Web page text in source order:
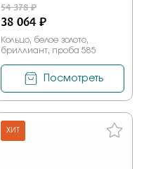
54 378 ₽
38 064 ₽
Кольцо, белое золото,
бриллиант, проба 585
Посмотреть
ХИТ